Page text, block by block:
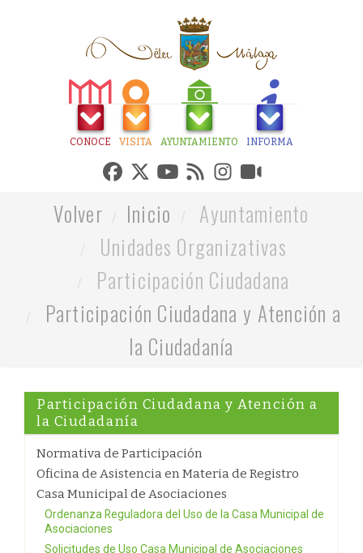
CONOCE VISITA AYUNTAMIENTO INFORMA
Volver Inicio
Ayuntamiento
Unidades Organizativas
Participación Ciudadana
Participación Ciudadana y Atención a
la Ciudadanía
Participación Ciudadana y Atención a
la Ciudadanía
Normativa de Participación
Oficina de Asistencia en Materia de Registro
Casa Municipal de Asociaciones
Ordenanza Reguladora del Uso de la Casa Municipal de
Asociaciones
Solicitudes de Uso Casa Municipal de Asociaciones